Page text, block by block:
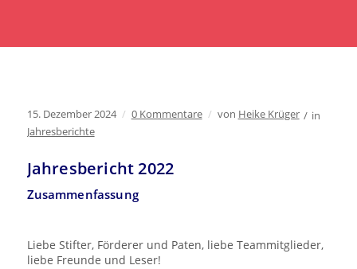
15. Dezember 2024 / 0 Kommentare / von Heike Krüger / in
Jahresberichte
Jahresbericht 2022
Zusammenfassung
Liebe Stifter, Förderer und Paten, liebe Teammitglieder,
liebe Freunde und Leser!